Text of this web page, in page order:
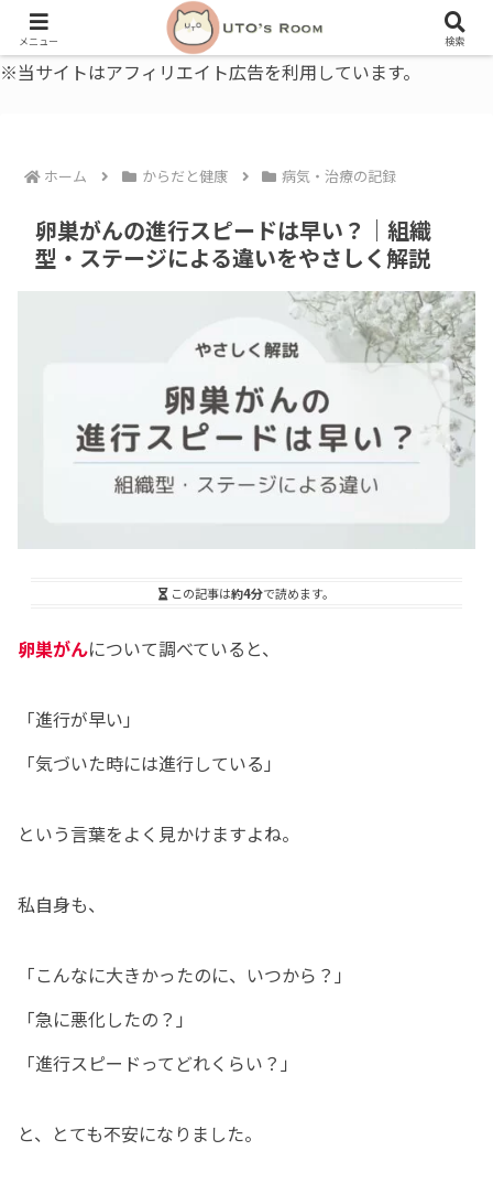
うとの部屋｜毎日に、ちょっと役立つ色と暮らし、健康のこと。
※当サイトはアフィリエイト広告を利用しています。
ホーム からだと健康 病気・治療の記録
卵巣がんの進行スピードは早い？｜組織
型・ステージによる違いをやさしく解説
この記事は約4分で読めます。
卵巣がんについて調べていると、
「進行が早い」
「気づいた時には進行している」
という言葉をよく見かけますよね。
私自身も、
「こんなに大きかったのに、いつから？」
「急に悪化したの？」
「進行スピードってどれくらい？」
と、とても不安になりました。
メニュー 検索